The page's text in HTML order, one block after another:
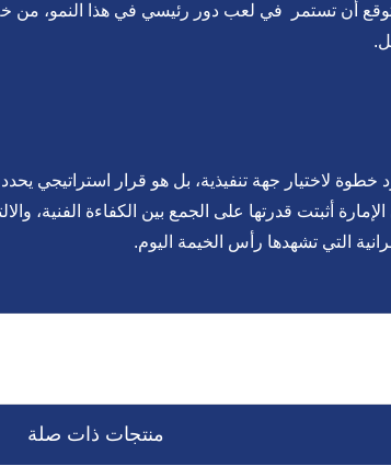
أن تستمر في لعب دور رئيسي في هذا النمو، من
لاختيار جهة تنفيذية، بل هو قرار استراتيجي
أثبتت قدرتها على الجمع بين الكفاءة الفنية،
التي تشهدها رأس الخيمة اليوم.
منتجات ذات صلة